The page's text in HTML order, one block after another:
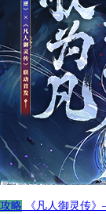
攻略 《凡人御灵传